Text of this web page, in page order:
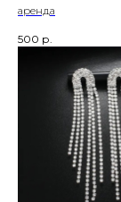
аренда
500 р.